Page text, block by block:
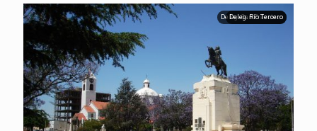
Deleg. San Francisco
Deleg. Río Tercero